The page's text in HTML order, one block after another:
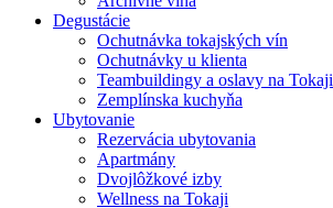
Degustácie
Ochutnávka tokajských vín
Ochutnávky u klienta
Teambuildingy a oslavy na Tokaji
Zemplínska kuchyňa
Ubytovanie
Rezervácia ubytovania
Apartmány
Dvojlôžkové izby
Wellness na Tokaji